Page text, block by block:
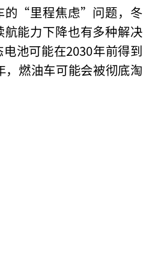
的“里程焦虑”问题，冬
能力下降也有多种解决
池可能在2030年前得到
，燃油车可能会被彻底淘